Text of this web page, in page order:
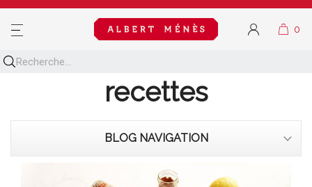
MENU
Découvrez toutes nos
recettes
BLOG NAVIGATION